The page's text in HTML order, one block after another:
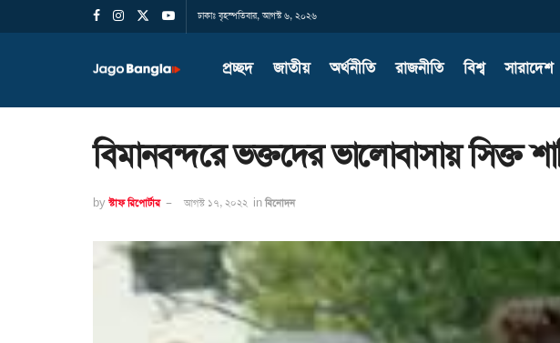
ঢাকাঃ বৃহস্পতিবার, আগস্ট ৬, ২০২৬
প্রচ্ছদ জাতীয় অর্থনীতি রাজনীতি বিশ্ব সারাদেশ
বিমানবন্দরে ভক্তদের ভালোবাসায় সিক্ত
by স্টাফ রিপোর্টার আগস্ট ১৭, ২০২২ in বিনোদন